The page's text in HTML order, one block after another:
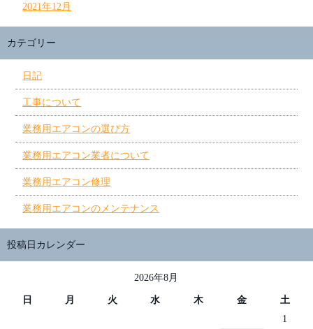
2021年12月
カテゴリー
日記
工事について
業務用エアコンの選び方
業務用エアコン業者について
業務用エアコン修理
業務用エアコンのメンテナンス
投稿日カレンダー
2026年8月
日 月 火 水 木 金
土
1